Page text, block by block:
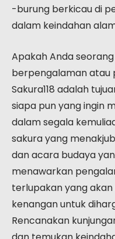
-burung berkicau di
dalam keindahan
Apakah Anda
berpengalaman atau
Sakura118 adalah
siapa pun yang ingin
dalam segala
sakura yang
dan acara budaya
menawarkan
terlupakan yang
kenangan untuk
Rencanakan